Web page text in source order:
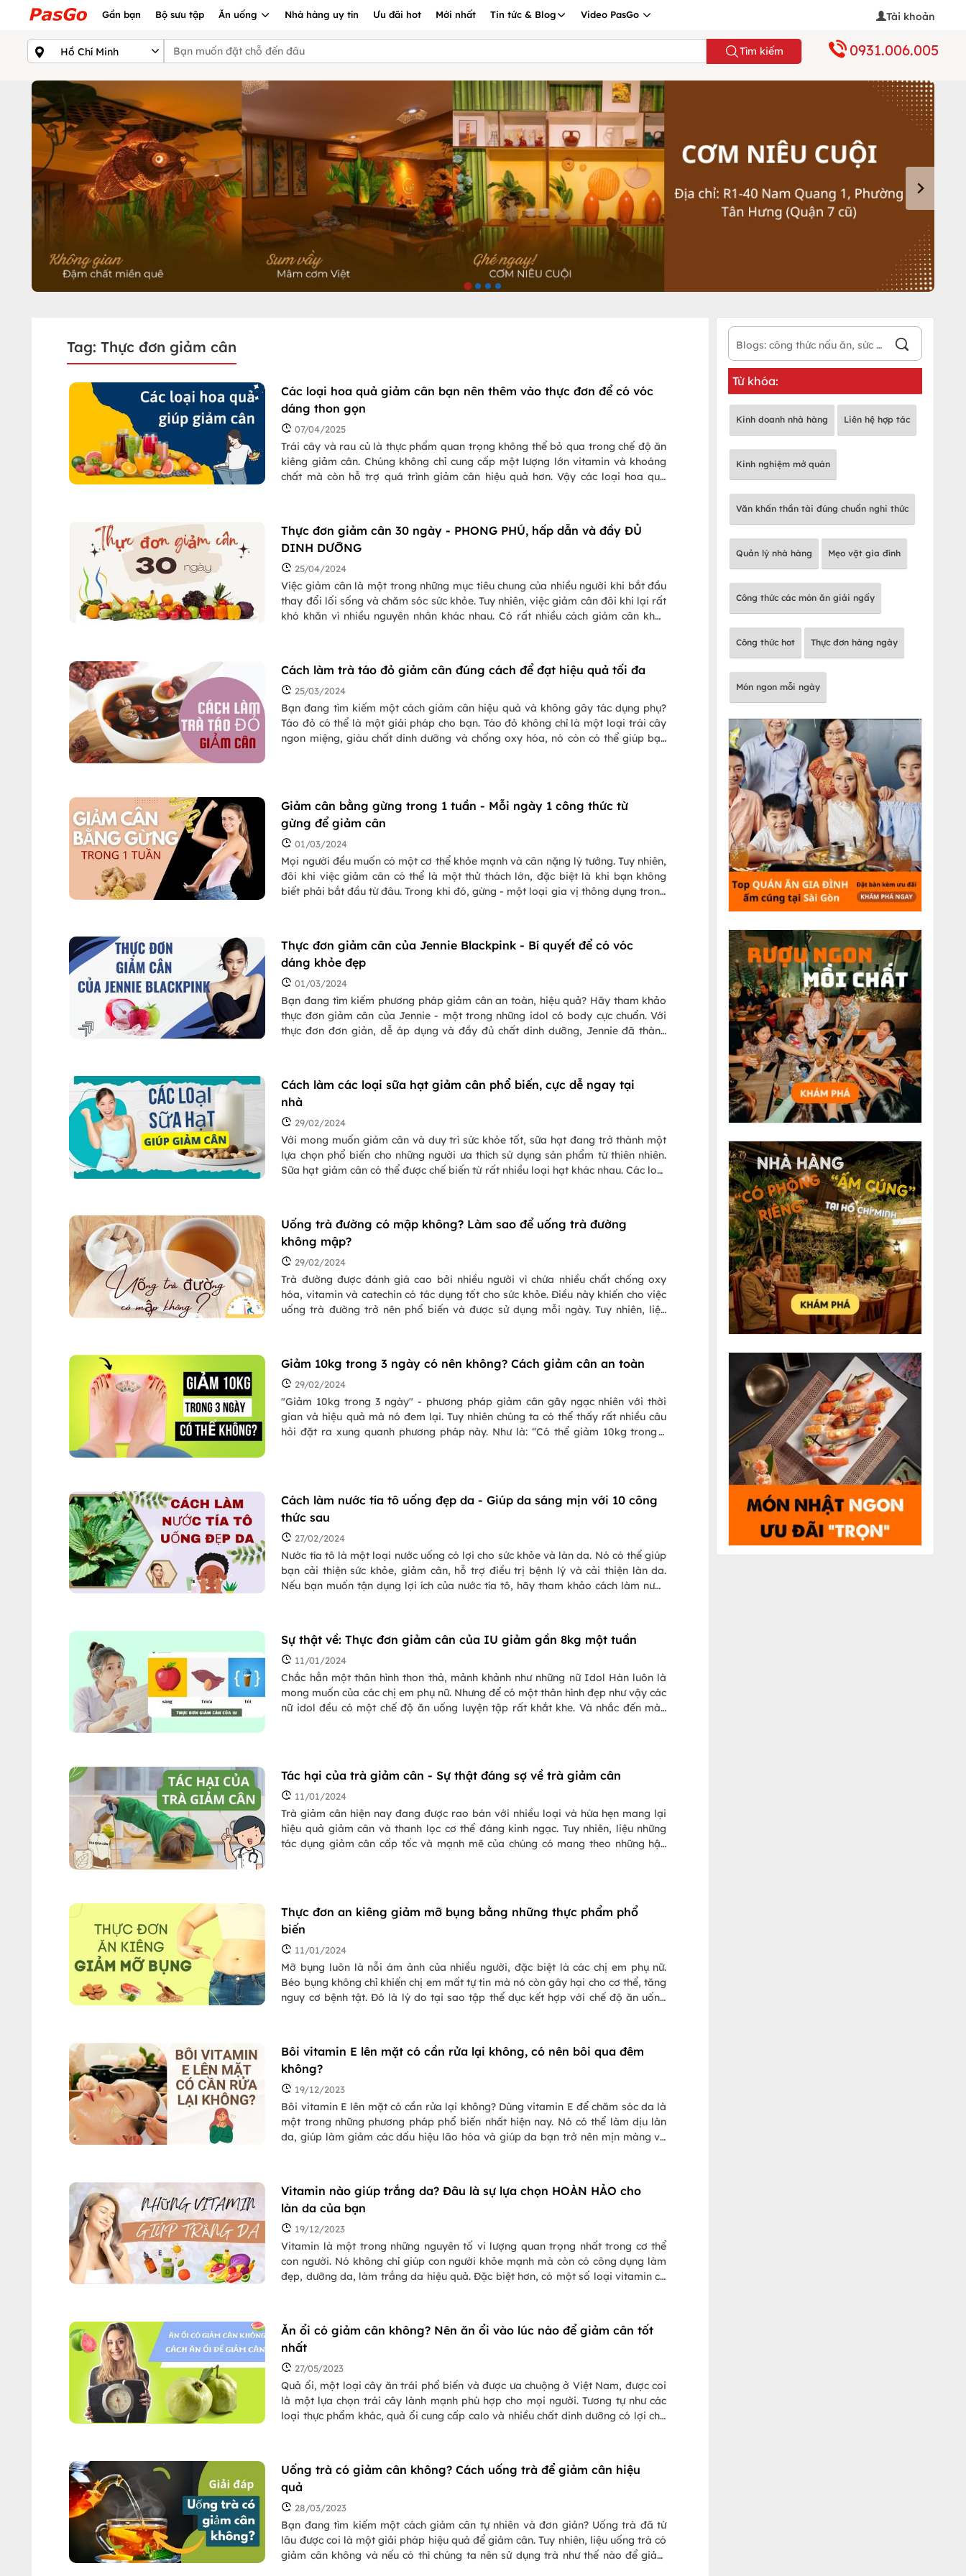
Gần bạn Bộ sưu tập Ăn uống Nhà hàng uy tín Ưu đãi hot Mới nhất Tin tức & Blog Video PasGo Tài khoản
Tìm kiếm 0931.006.005
Tag: Thực đơn giảm cân
Các loại hoa quả giảm cân bạn nên thêm vào thực đơn để có vóc
dáng thon gọn
07/04/2025
Trái cây và rau củ là thực phẩm quan trọng không thể bỏ qua trong chế độ ăn
kiêng giảm cân. Chúng không chỉ cung cấp một lượng lớn vitamin và khoáng
chất mà còn hỗ trợ quá trình giảm cân hiệu quả hơn. Vậy các loại hoa quả
Thực đơn giảm cân 30 ngày - PHONG PHÚ, hấp dẫn và đầy ĐỦ
DINH DƯỠNG
25/04/2024
Việc giảm cân là một trong những mục tiêu chung của nhiều người khi bắt đầu
thay đổi lối sống và chăm sóc sức khỏe. Tuy nhiên, việc giảm cân đôi khi lại rất
khó khăn vì nhiều nguyên nhân khác nhau. Có rất nhiều cách giảm cân khác
thực đơn giảm cân trong thời gian dài. Trong bài viết này, Pasgo sẽ giới thiệu
đến bạn thực đơn giảm cân 30 ngày, giúp bạn đạt được mục tiêu giảm cân một
cách hiệu quả và an toàn.
Cách làm trà táo đỏ giảm cân đúng cách để đạt hiệu quả tối đa
25/03/2024
Bạn đang tìm kiếm một cách giảm cân hiệu quả và không gây tác dụng phụ?
Táo đỏ có thể là một giải pháp cho bạn. Táo đỏ không chỉ là một loại trái cây
ngon miệng, giàu chất dinh dưỡng và chống oxy hóa, nó còn có thể giúp bạn
Giảm cân bằng gừng trong 1 tuần - Mỗi ngày 1 công thức từ
gừng để giảm cân
01/03/2024
Mọi người đều muốn có một cơ thể khỏe mạnh và cân nặng lý tưởng. Tuy nhiên,
đôi khi việc giảm cân có thể là một thử thách lớn, đặc biệt là khi bạn không
biết phải bắt đầu từ đâu. Trong khi đó, gừng - một loại gia vị thông dụng trong
Thực đơn giảm cân của Jennie Blackpink - Bí quyết để có vóc
dáng khỏe đẹp
01/03/2024
Bạn đang tìm kiếm phương pháp giảm cân an toàn, hiệu quả? Hãy tham khảo
thực đơn giảm cân của Jennie - một trong những idol có body cực chuẩn. Với
thực đơn đơn giản, dễ áp dụng và đầy đủ chất dinh dưỡng, Jennie đã thành
Cách làm các loại sữa hạt giảm cân phổ biến, cực dễ ngay tại
nhà
29/02/2024
Với mong muốn giảm cân và duy trì sức khỏe tốt, sữa hạt đang trở thành một
lựa chọn phổ biến cho những người ưa thích sử dụng sản phẩm từ thiên nhiên.
Sữa hạt giảm cân có thể được chế biến từ rất nhiều loại hạt khác nhau. Các loại
Uống trà đường có mập không? Làm sao để uống trà đường
không mập?
29/02/2024
Trà đường được đánh giá cao bởi nhiều người vì chứa nhiều chất chống oxy
hóa, vitamin và catechin có tác dụng tốt cho sức khỏe. Điều này khiến cho việc
uống trà đường trở nên phổ biến và được sử dụng mỗi ngày. Tuy nhiên, liệu
Giảm 10kg trong 3 ngày có nên không? Cách giảm cân an toàn
29/02/2024
"Giảm 10kg trong 3 ngày" - phương pháp giảm cân gây ngạc nhiên với thời
gian và hiệu quả mà nó đem lại. Tuy nhiên chúng ta có thể thấy rất nhiều câu
hỏi đặt ra xung quanh phương pháp này. Như là: “Có thể giảm 10kg trong 3
Cách làm nước tía tô uống đẹp da - Giúp da sáng mịn với 10 công
thức sau
27/02/2024
Nước tía tô là một loại nước uống có lợi cho sức khỏe và làn da. Nó có thể giúp
bạn cải thiện sức khỏe, giảm cân, hỗ trợ điều trị bệnh lý và cải thiện làn da.
Nếu bạn muốn tận dụng lợi ích của nước tía tô, hãy tham khảo cách làm nước
ngay để có làn da sáng mịn và khỏe mạnh hơn!
Sự thật về: Thực đơn giảm cân của IU giảm gần 8kg một tuần
11/01/2024
Chắc hẳn một thân hình thon thả, mảnh khảnh như những nữ Idol Hàn luôn là
mong muốn của các chị em phụ nữ. Nhưng để có một thân hình đẹp như vậy các
nữ idol đều có một chế độ ăn uống luyện tập rất khắt khe. Và nhắc đến màn
hiệu quả hay không nhé!
Tác hại của trà giảm cân - Sự thật đáng sợ về trà giảm cân
11/01/2024
Trà giảm cân hiện nay đang được rao bán với nhiều loại và hứa hẹn mang lại
hiệu quả giảm cân và thanh lọc cơ thể đáng kinh ngạc. Tuy nhiên, liệu những
tác dụng giảm cân cấp tốc và mạnh mẽ của chúng có mang theo những hậu
Thực đơn an kiêng giảm mỡ bụng bằng những thực phẩm phổ
biến
11/01/2024
Mỡ bụng luôn là nỗi ám ảnh của nhiều người, đặc biệt là các chị em phụ nữ.
Béo bụng không chỉ khiến chị em mất tự tin mà nó còn gây hại cho cơ thể, tăng
nguy cơ bệnh tật. Đó là lý do tại sao tập thể dục kết hợp với chế độ ăn uống
Bôi vitamin E lên mặt có cần rửa lại không, có nên bôi qua đêm
không?
19/12/2023
Bôi vitamin E lên mặt có cần rửa lại không? Dùng vitamin E để chăm sóc da là
một trong những phương pháp phổ biến nhất hiện nay. Nó có thể làm dịu làn
da, giúp làm giảm các dấu hiệu lão hóa và giúp da bạn trở nên mịn màng và
hay để qua đêm không nhé.
Vitamin nào giúp trắng da? Đâu là sự lựa chọn HOÀN HẢO cho
làn da của bạn
19/12/2023
Vitamin là một trong những nguyên tố vi lượng quan trọng nhất trong cơ thể
con người. Nó không chỉ giúp con người khỏe mạnh mà còn có công dụng làm
đẹp, dưỡng da, làm trắng da hiệu quả. Đặc biệt hơn, có một số loại vitamin có
Ăn ổi có giảm cân không? Nên ăn ổi vào lúc nào để giảm cân tốt
nhất
27/05/2023
Quả ổi, một loại cây ăn trái phổ biến và được ưa chuộng ở Việt Nam, được coi
là một lựa chọn trái cây lành mạnh phù hợp cho mọi người. Tương tự như các
loại thực phẩm khác, quả ổi cung cấp calo và nhiều chất dinh dưỡng có lợi cho
Uống trà có giảm cân không? Cách uống trà để giảm cân hiệu
quả
28/03/2023
Bạn đang tìm kiếm một cách giảm cân tự nhiên và đơn giản? Uống trà đã từ
lâu được coi là một giải pháp hiệu quả để giảm cân. Tuy nhiên, liệu uống trà có
giảm cân không và nếu có thì chúng ta nên sử dụng trà như thế nào để giảm
Từ khóa:
Kinh doanh nhà hàng Liên hệ hợp tác
Kinh nghiệm mở quán
Văn khấn thần tài đúng chuẩn nghi thức
Quản lý nhà hàng Mẹo vặt gia đình
Công thức các món ăn giải ngấy
Công thức hot Thực đơn hàng ngày
Món ngon mỗi ngày